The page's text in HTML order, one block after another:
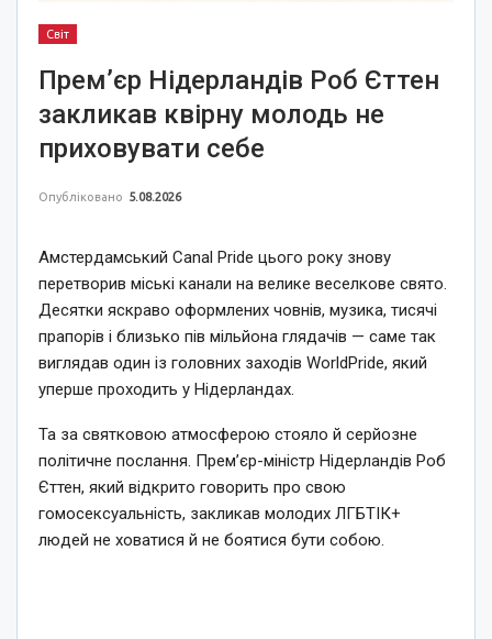
Світ
Прем’єр Нідерландів Роб Єттен
закликав квірну молодь не
приховувати себе
Опубліковано 5.08.2026
Амстердамський Canal Pride цього року знову
перетворив міські канали на велике веселкове свято.
Десятки яскраво оформлених човнів, музика, тисячі
прапорів і близько пів мільйона глядачів — саме так
виглядав один із головних заходів WorldPride, який
уперше проходить у Нідерландах.
Та за святковою атмосферою стояло й серйозне
політичне послання. Прем’єр-міністр Нідерландів Роб
Єттен, який відкрито говорить про свою
гомосексуальність, закликав молодих ЛГБТІК+
людей не ховатися й не боятися бути собою.